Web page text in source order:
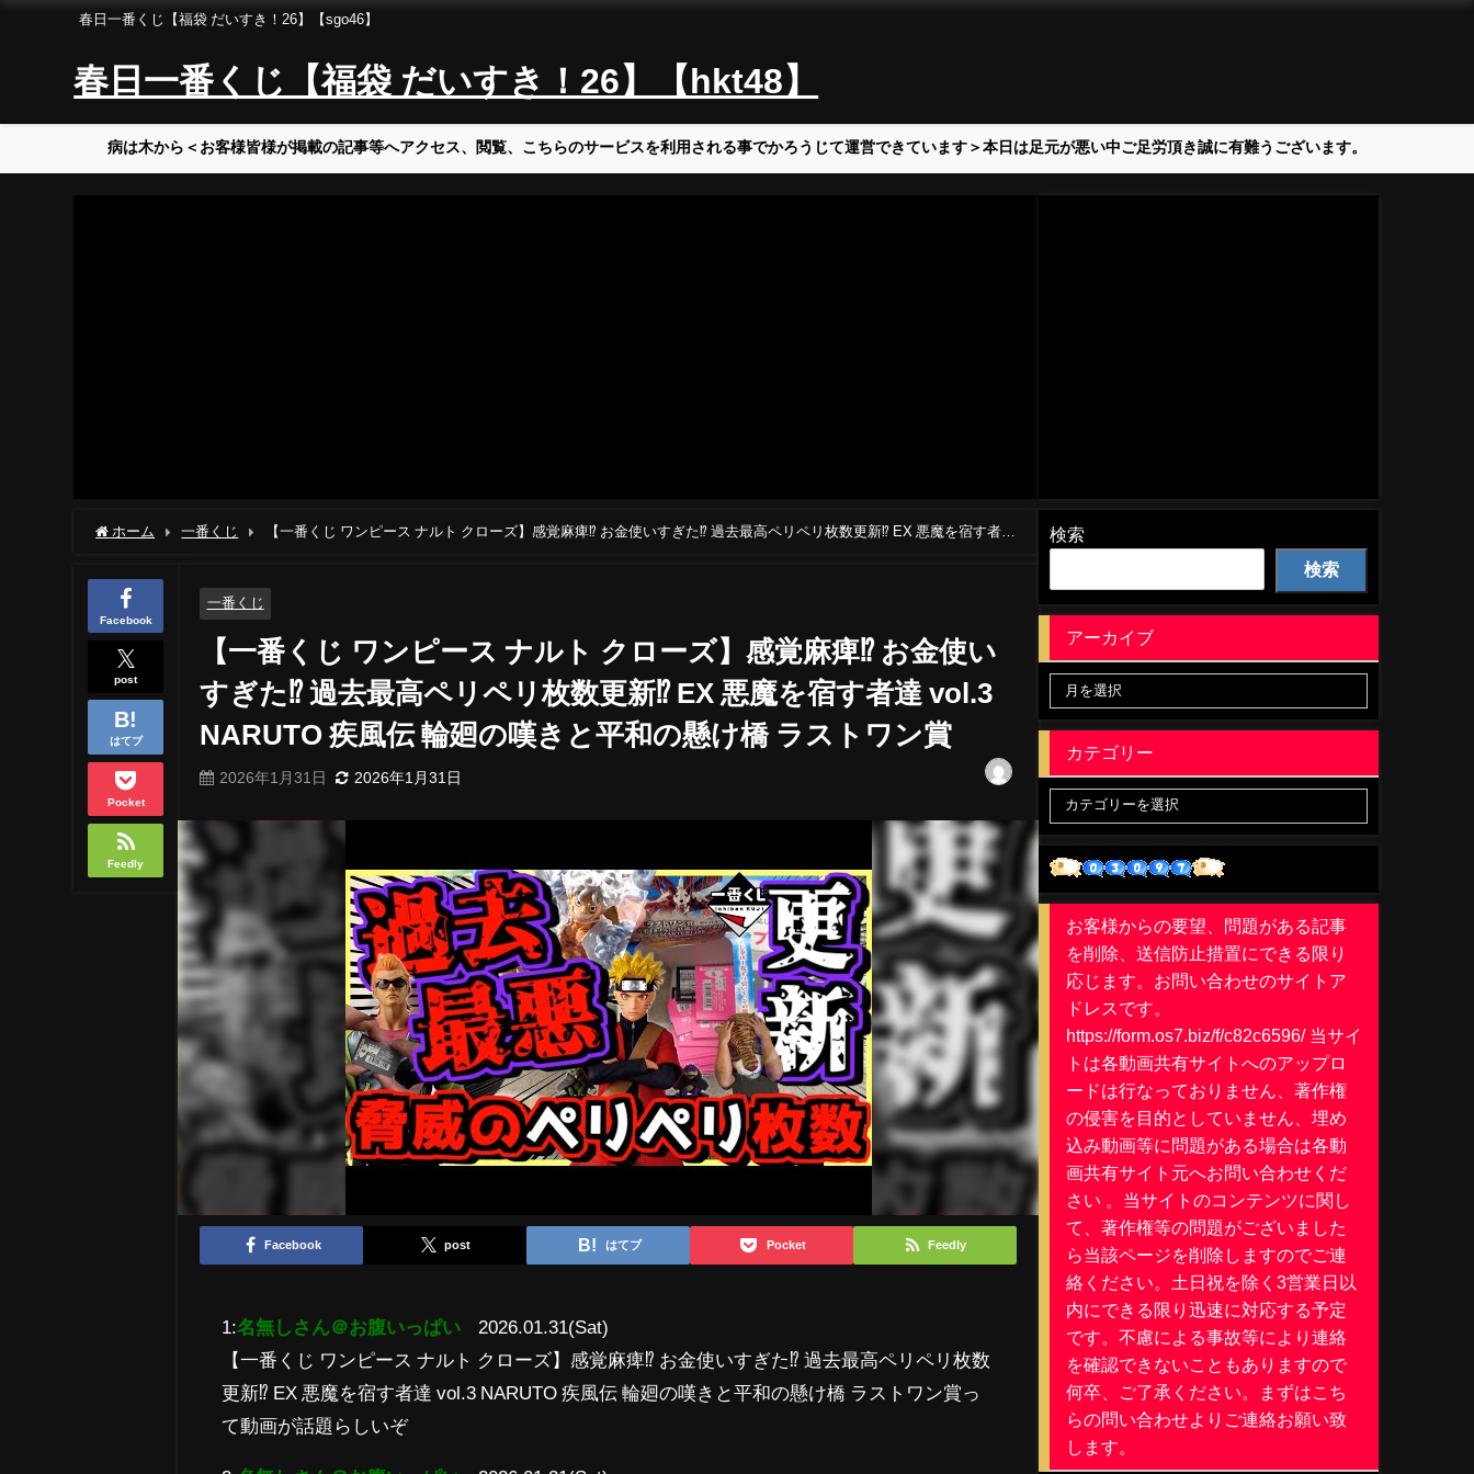
春日一番くじ【福袋 だいすき！26】【sgo46】
春日一番くじ【福袋 だいすき！26】【hkt48】
病は木から＜お客様皆様が掲載の記事等へアクセス、閲覧、こちらのサービスを利用される事でかろうじて運営できています＞本日は足元が悪い中ご足労頂き誠に有難うございます。
ホーム 一番くじ
【一番くじ ワンピース ナルト クローズ】感覚麻痺⁉︎ お金使いすぎた⁉︎ 過去最高ペリペリ枚数更新⁉︎ EX 悪魔を宿す者達
Facebook
post
はてブ
Pocket
Feedly
一番くじ
【一番くじ ワンピース ナルト クローズ】感覚麻痺⁉︎ お金使い
すぎた⁉︎ 過去最高ペリペリ枚数更新⁉︎ EX 悪魔を宿す者達 vol.3
NARUTO 疾風伝 輪廻の嘆きと平和の懸け橋 ラストワン賞
2026年1月31日 2026年1月31日
Facebook post はてブ Pocket Feedly
1:名無しさん＠お腹いっぱい
2026.01.31(Sat)
【一番くじ ワンピース ナルト クローズ】感覚麻痺⁉︎ お金使いすぎた⁉︎ 過去最高ペリペリ枚数
更新⁉︎ EX 悪魔を宿す者達 vol.3 NARUTO 疾風伝 輪廻の嘆きと平和の懸け橋 ラストワン賞っ
て動画が話題らしいぞ
検索
検索
アーカイブ
カテゴリー
お客様からの要望、問題がある記事
を削除、送信防止措置にできる限り
応じます。お問い合わせのサイトア
ドレスです。
https://form.os7.biz/f/c82c6596/ 当サイ
トは各動画共有サイトへのアップロ
ードは行なっておりません、著作権
の侵害を目的としていません、埋め
込み動画等に問題がある場合は各動
画共有サイト元へお問い合わせくだ
さい 。当サイトのコンテンツに関し
て、著作権等の問題がございました
ら当該ページを削除しますのでご連
絡ください。土日祝を除く3営業日以
内にできる限り迅速に対応する予定
です。不慮による事故等により連絡
を確認できないこともありますので
何卒、ご了承ください。まずはこち
らの問い合わせよりご連絡お願い致
します。